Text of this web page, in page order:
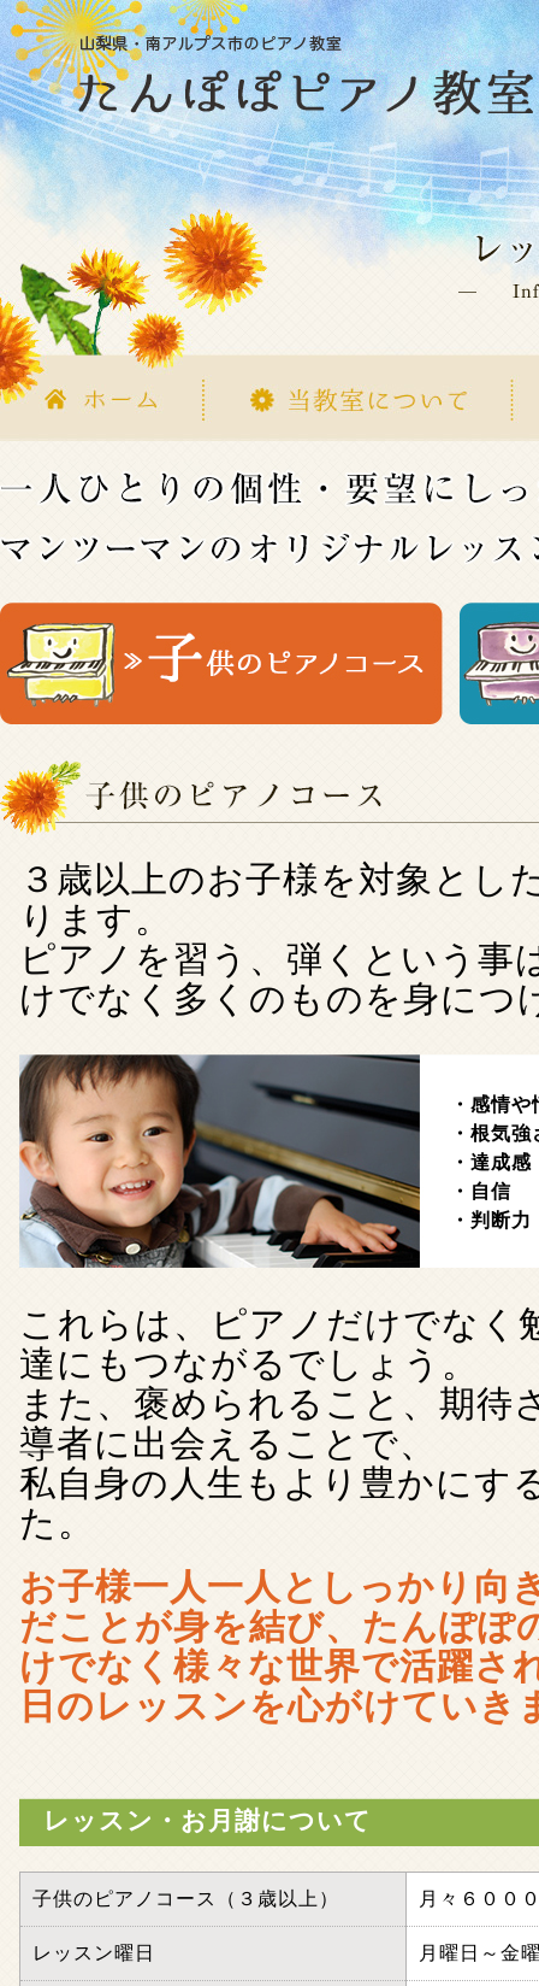
３歳以上のお子様を対象とし
ります。
ピアノを習う、弾くという事
けでなく多くのものを身につ
・感情
・根気強
・達成感
・自信
・判断力
これらは、ピアノだけでなく
達にもつながるでしょう。
また、褒められること、期待
導者に出会えることで、
私自身の人生もより豊かにす
た。
お子様一人一人としっかり向
だことが身を結び、たんぽぽ
けでなく様々な世界で活躍さ
日のレッスンを心がけていき
レッスン・お月謝について
子供のピアノコース（３歳以上） 月々６００
レッスン曜日 月曜日～金